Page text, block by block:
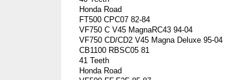
Honda Road
FT500 CPC07 82-84
VF750 C V45 MagnaRC43 94-04
VF750 CD/CD2 V45 Magna Deluxe 95-04
CB1100 RBSC05 81
41 Teeth
Honda Road